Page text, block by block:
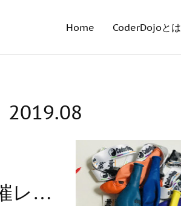
Home CoderDojoとは
2019.08
CoderDojo喜多方 #12 開催レポート